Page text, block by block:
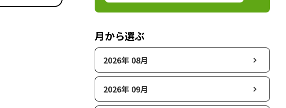
月から選ぶ
2026年 08月
2026年 09月